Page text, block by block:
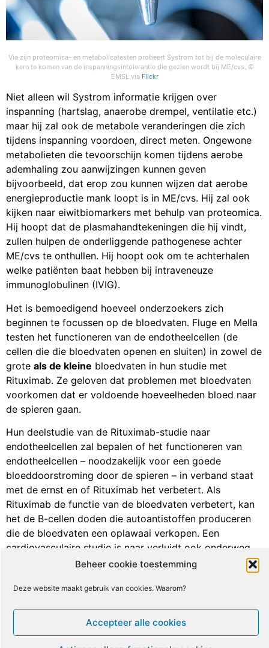
Beheer cookie toestemming
Deze website maakt gebruik van cookies. Waarom?
Accepteer alle cookies
Via zijn proteomica- en metabolicatesten probeert Systrom tot bij de moleculaire
kern te komen van de inspanningsintolerantie die gezien wordt bij ME/cvs. ©
EMSL via Flickr
Niet alleen wil Systrom informatie krijgen over
inspanning (hartslag, anaerobe drempel, ventilatie etc.)
maar hij zal ook de metabole veranderingen die zich
tijdens inspanning voordoen, direct meten. Ongewone
metabolieten die tevoorschijn komen tijdens aerobe
ademhaling zou aanwijzingen kunnen geven
bijvoorbeeld, dat erop zou kunnen wijzen dat aerobe
energieproductie mank loopt is in ME/cvs. Hij zal ook
kijken naar eiwitbiomarkers met behulp van proteomica.
Hij hoopt dat de plasmahandtekeningen die hij vindt,
zullen hulpen de onderliggende pathogenese achter
ME/cvs te onthullen. Hij hoopt ook om te achterhalen
welke patiënten baat hebben bij intraveneuze
immunoglobulinen (IVIG).
Het is bemoedigend hoeveel onderzoekers zich
beginnen te focussen op de bloedvaten. Fluge en Mella
testen het functioneren van de endotheelcellen (de
cellen die die bloedvaten openen en sluiten) in zowel de
grote als de kleine bloedvaten in hun studie met
Rituximab. Ze geloven dat problemen met bloedvaten
voorkomen dat er voldoende hoeveelheden bloed naar
de spieren gaan.
Hun deelstudie van de Rituximab-studie naar
endotheelcellen zal bepalen of het functioneren van
endotheelcellen – noodzakelijk voor een goede
bloeddoorstroming door de spieren – in verband staat
met de ernst en of Rituximab het verbetert. Als
Rituximab de functie van de bloedvaten verbetert, kan
het de B-cellen doden die autoantistoffen produceren
die de bloedvaten een oplawaai verkopen. Een
cardiovasculaire studie is naar verluidt ook onderweg
aan de Stanford Universiteit.
Zoals we gezien hebben, gelooft Systrom ook dat een
gang is. De bevinding vorig jaar dat autoantilichamen
tegen de adrenerge recepteren op endotheelcellen
aanwezig zijn bij
posturaal orthostatisch